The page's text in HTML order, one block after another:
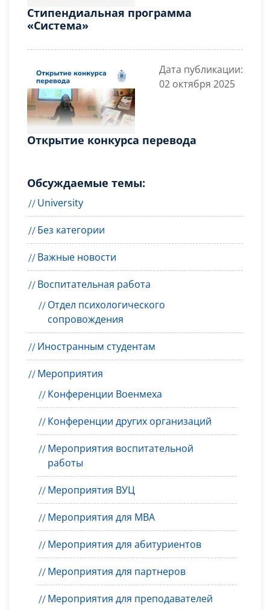
Стипендиальная программа
«Система»
Дата публикации:
02 октября 2025
Открытие конкурса перевода
Обсуждаемые темы:
University
Без категории
Важные новости
Воспитательная работа
Отдел психологического
сопровождения
Иностранным студентам
Мероприятия
Конференции Военмеха
Конференции других организаций
Мероприятия воспитательной
работы
Мероприятия ВУЦ
Мероприятия для MBA
Мероприятия для абитуриентов
Мероприятия для партнеров
Мероприятия для преподавателей